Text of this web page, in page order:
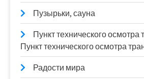
Пузырьки, сауна
Пункт технического осмотра
Пункт технического осмотра
Радости мира